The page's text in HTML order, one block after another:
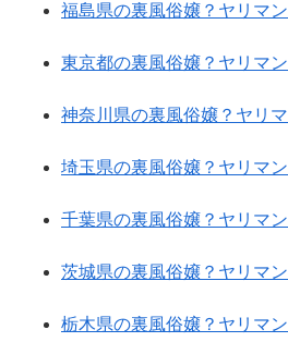
福島県の裏風俗嬢？ヤリマ
東京都の裏風俗嬢？ヤリマ
神奈川県の裏風俗嬢？ヤリ
埼玉県の裏風俗嬢？ヤリマ
千葉県の裏風俗嬢？ヤリマ
茨城県の裏風俗嬢？ヤリマ
栃木県の裏風俗嬢？ヤリマ